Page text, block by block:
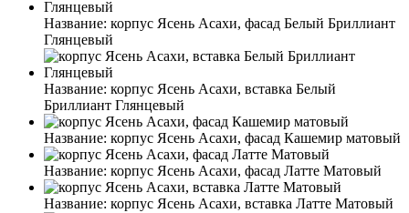
Название: корпус Ясень Асахи, фасад Белый Бриллиант
Глянцевый
Название: корпус Ясень Асахи, вставка Белый
Бриллиант Глянцевый
Название: корпус Ясень Асахи, фасад Кашемир матовый
Название: корпус Ясень Асахи, фасад Латте Матовый
Название: корпус Ясень Асахи, вставка Латте Матовый